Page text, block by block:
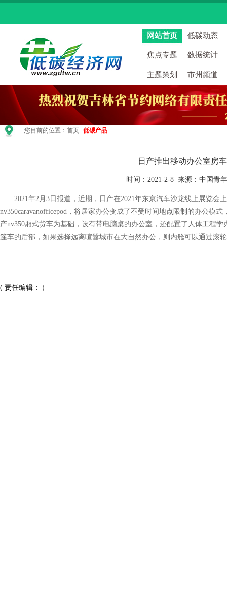
网站首页 低碳动态
焦点专题 数据统计
主题策划 市州频道
您目前的位置： 首页--低碳产品
日产推出移动办公室房车
时间：2021-2-8 来源：中国青
2021年2月3日报道，近期，日产在2021年东京汽车沙龙线上展览会
nv350caravanofficepod，将居家办公变成了不受时间地点限制的办公模
产nv350厢式货车为基础，设有带电脑桌的办公室，还配置了人体工程
篷车的后部，如果选择远离喧嚣城市在大自然办公，则内舱可以通过滚
( 责任编辑： )